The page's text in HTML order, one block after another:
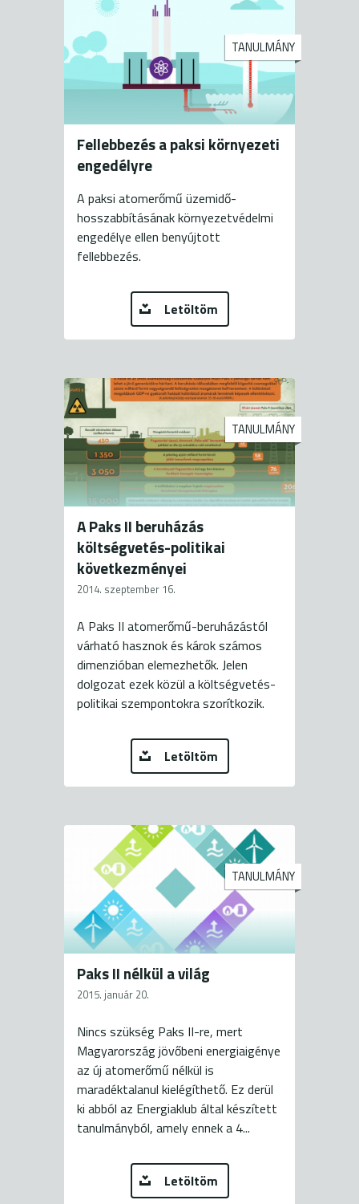
TANULMÁNY
Fellebbezés a paksi környezeti
engedélyre
A paksi atomerőmű üzemidő-
hosszabbításának környezetvédelmi
engedélye ellen benyújtott
fellebbezés.
Letöltöm
TANULMÁNY
A Paks II beruházás
költségvetés-politikai
következményei
2014. szeptember 16.
A Paks II atomerőmű-beruházástól
várható hasznok és károk számos
dimenzióban elemezhetők. Jelen
dolgozat ezek közül a költségvetés-
politikai szempontokra szorítkozik.
Letöltöm
TANULMÁNY
Paks II nélkül a világ
2015. január 20.
Nincs szükség Paks II-re, mert
Magyarország jövőbeni energiaigénye
az új atomerőmű nélkül is
maradéktalanul kielégíthető. Ez derül
ki abból az Energiaklub által készített
tanulmányból, amely ennek a 4...
Letöltöm